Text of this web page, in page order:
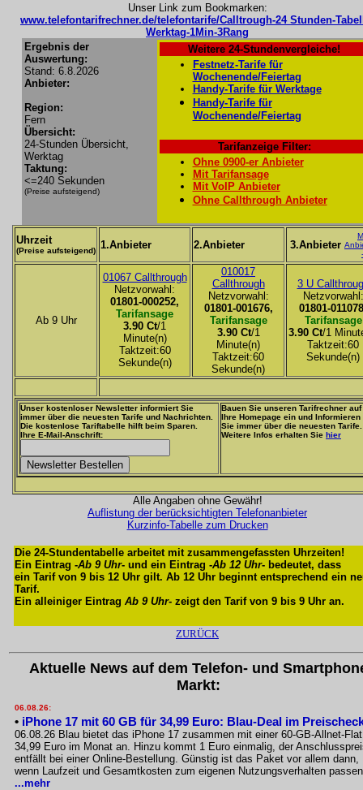
Unser Link zum Bookmarken:
www.telefontarifrechner.de/telefontarife/Calltrough-24 Stunden-
Werktag-1Min-3Rang
Ergebnis der
Auswertung:
Stand: 6.8.2026
Anbieter:
Region:
Fern
Übersicht:
24-Stunden Übersicht,
Werktag
Taktung:
<=240 Sekunden
(Preise aufsteigend)
Weitere 24-Stundenvergleiche!
Festnetz-Tarife für
Wochenende/Feiertag
Handy-Tarife für Werktage
Handy-Tarife für
Wochenende/Feiertag
Tarifanzeige Filter:
Ohne 0900-er Anbieter
Mit Tarifansage
Mit VoIP Anbieter
Ohne Callthrough Anbieter
Uhrzeit
(Preise aufsteigend) 1.Anbieter 2.Anbieter 3.Anbieter
Ab 9 Uhr
01067 Callthrough
Netzvorwahl:
01801-000252,
Tarifansage
3.90 Ct/1
Minute(n)
Taktzeit:60
Sekunde(n)
010017
Callthrough
Netzvorwahl:
01801-001676,
Tarifansage
3.90 Ct/1
Minute(n)
Taktzeit:60
Sekunde(n)
3 U
Netzvorwahl:
01801-
Tarifansage
3.90 Ct/1
Taktzeit:60
Sekunde(n)
Unser kostenloser Newsletter informiert Sie
immer über die neuesten Tarife und Nachrichten.
Die kostenlose Tariftabelle hilft beim Sparen.
Ihre E-Mail-Anschrift:
Bauen Sie unseren Tarifrechner auf
Ihre Homepage ein und Informieren
Sie immer über die neuesten Tarife.
Weitere Infos erhalten Sie hier
Alle Angaben ohne Gewähr!
Auflistung der berücksichtigten Telefonanbieter
Kurzinfo-Tabelle zum Drucken
Die 24-Stundentabelle arbeitet mit zusammengefassten Uhrzeiten!
Ein Eintrag -Ab 9 Uhr- und ein Eintrag -Ab 12 Uhr- bedeutet, dass
ein Tarif von 9 bis 12 Uhr gilt. Ab 12 Uhr beginnt entsprechend ein
Tarif.
Ein alleiniger Eintrag Ab 9 Uhr- zeigt den Tarif von 9 bis 9 Uhr an.
ZURÜCK
Aktuelle News auf dem Telefon- und
Markt:
06.08.26:
• iPhone 17 mit 60 GB für 34,99 Euro: Blau-Deal im
06.08.26 Blau bietet das iPhone 17 zusammen mit einer 60-GB-Allnet-
34,99 Euro im Monat an. Hinzu kommt 1 Euro einmalig, der
entfällt bei einer Online-Bestellung. Günstig ist das Paket vor allem dann,
wenn Laufzeit und Gesamtkosten zum eigenen Nutzungsverhalten
...mehr